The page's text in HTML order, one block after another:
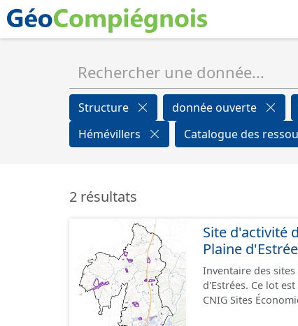
Structure donnée ouverte
Hémévillers
Catalogue des
2 résultats
Site d'activité
Plaine
Inventaire des
d'Estrées. Ce lot
CNIG Sites